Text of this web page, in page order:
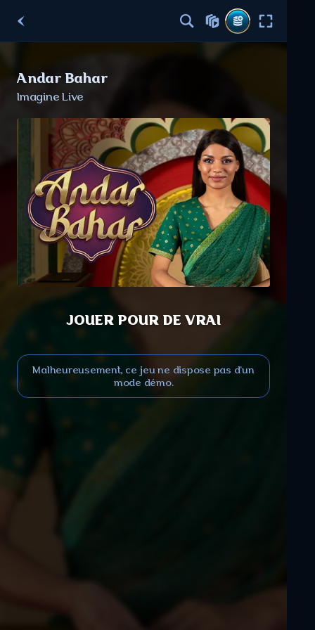
Andar Bahar
Imagine Live
JOUER POUR DE VRAI
Malheureusement, ce jeu ne dispose pas d'un
mode démo.